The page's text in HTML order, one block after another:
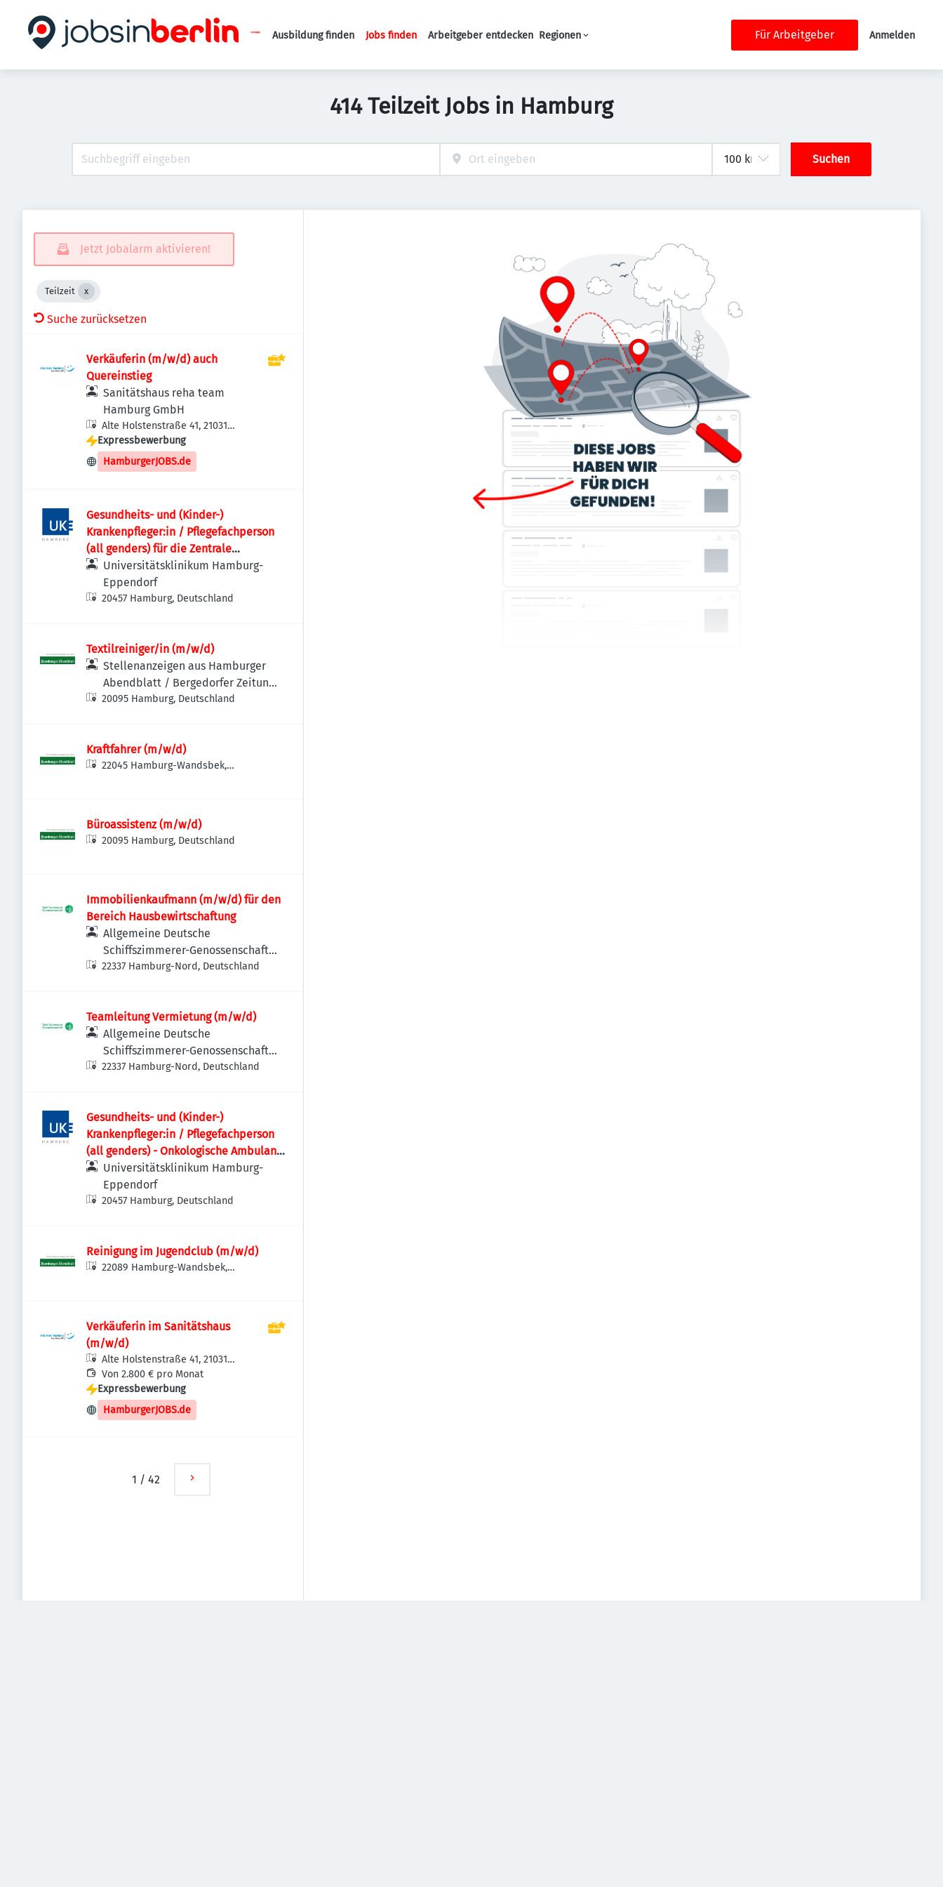
Haupt-Navigation
Ausbildung finden Jobs finden Arbeitgeber entdecken Regionen Für Arbeitgeber Anmelden
414 Teilzeit Jobs in Hamburg
Suchen
Jetzt Jobalarm aktivieren!
Teilzeit
Suche zurücksetzen
Verkäuferin (m/w/d) auch
Quereinstieg
Sanitätshaus reha team
Hamburg GmbH
Alte Holstenstraße 41, 21031
Hamburg, Deutschland
Expressbewerbung
HamburgerJOBS.de
Gesundheits- und (Kinder-)
Krankenpfleger:in / Pflegefachperson
(all genders) für die Zentrale
Notaufnahme
Universitätsklinikum Hamburg-
Eppendorf
20457 Hamburg, Deutschland
Textilreiniger/in (m/w/d)
Stellenanzeigen aus Hamburger
Abendblatt / Bergedorfer Zeitung
/ Hamburger Wochenblatt /
20095 Hamburg, Deutschland
Kraftfahrer (m/w/d)
22045 Hamburg-Wandsbek,
Büroassistenz (m/w/d)
20095 Hamburg, Deutschland
Immobilienkaufmann (m/w/d) für den
Bereich Hausbewirtschaftung
Allgemeine Deutsche
Schiffszimmerer-Genossenschaft
eG
22337 Hamburg-Nord, Deutschland
Teamleitung Vermietung (m/w/d)
Allgemeine Deutsche
Schiffszimmerer-Genossenschaft
eG
22337 Hamburg-Nord, Deutschland
Gesundheits- und (Kinder-)
Krankenpfleger:in / Pflegefachperson
(all genders) - Onkologische Ambulanz
- C1BUniversitätsklinikum Hamburg-
Eppendorf
20457 Hamburg, Deutschland
Reinigung im Jugendclub (m/w/d)
22089 Hamburg-Wandsbek,
Verkäuferin im Sanitätshaus
(m/w/d)
Alte Holstenstraße 41, 21031
Hamburg, Deutschland
Von 2.800 € pro Monat
Expressbewerbung
HamburgerJOBS.de
1 / 42